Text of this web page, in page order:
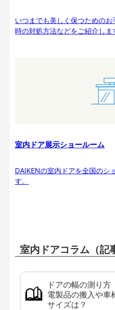
いつまでも美しく保つための
時の対処方法などをご紹介しま
室内ドア展示ショールーム
DAIKENの室内ドアを全国のシ
す。
室内ドアコラム（記
ドアの幅の測り
電製品の搬入や車
サイズは？